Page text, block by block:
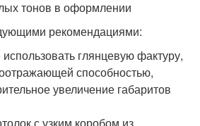
тонов в оформлении
рекомендациями:
глянцевую фактуру,
способностью,
увеличение габаритов